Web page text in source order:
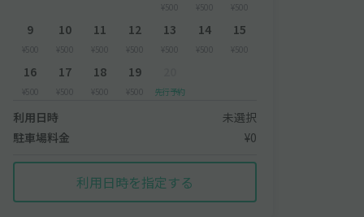
¥500 ¥500 ¥500
9
¥500
10
¥500
11
¥500
12
¥500
13
¥500
14
¥500
15
¥500
16
¥500
17
¥500
18
¥500
19
¥500 先行予約
利用日時
未選択
駐車場料金
¥0
利用日時を指定する